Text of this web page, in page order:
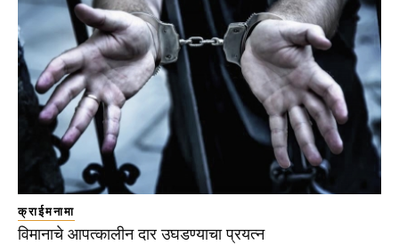
क्राईमनामा
विमानाचे आपत्कालीन दार उघडण्याचा प्रयत्न